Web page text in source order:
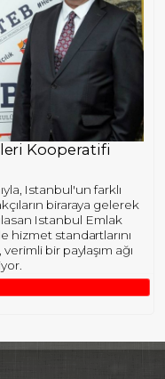
Kooperatifi
Istanbul'un farklı
biraraya gelerek
Istanbul Emlak
hizmet standartlarını
bir paylaşım ağı